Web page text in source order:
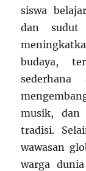
siswa
dan sudut
budaya,
musik, dan
tradisi.
wawasan
warga